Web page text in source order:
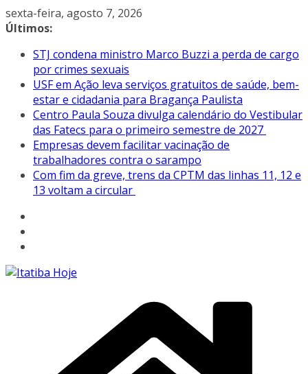
Pular
para
conteúdo
sexta-feira, agosto 7, 2026
Últimos:
STJ condena ministro Marco Buzzi a perda de cargo
por crimes sexuais
USF em Ação leva serviços gratuitos de saúde, bem-
estar e cidadania para Bragança Paulista
Centro Paula Souza divulga calendário do Vestibular
das Fatecs para o primeiro semestre de 2027
Empresas devem facilitar vacinação de
trabalhadores contra o sarampo
Com fim da greve, trens da CPTM das linhas 11, 12 e
13 voltam a circular